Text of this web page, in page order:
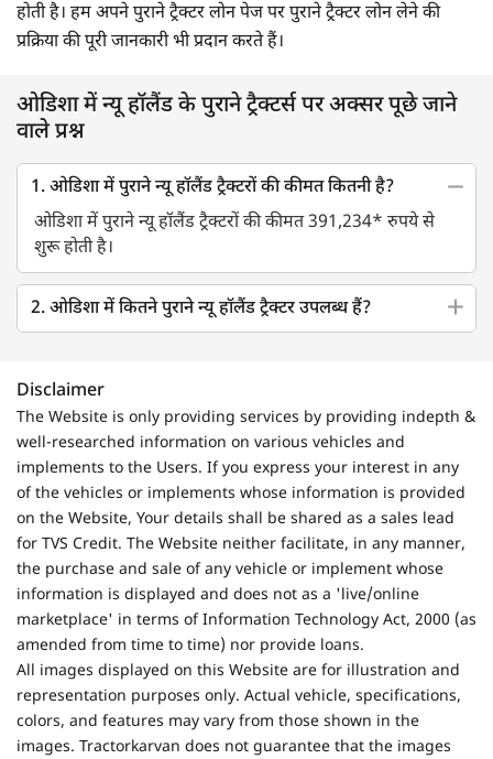
होती है। हम अपने पुराने ट्रैक्टर लोन पेज पर पुराने ट्रैक्टर लोन लेने की
प्रक्रिया की पूरी जानकारी भी प्रदान करते हैं।
ओडिशा में न्यू हॉलैंड के पुराने ट्रैक्टर्स पर अक्सर पूछे जाने
वाले प्रश्न
1. ओडिशा में पुराने न्यू हॉलैंड ट्रैक्टरों की कीमत कितनी है?
ओडिशा में पुराने न्यू हॉलैंड ट्रैक्टरों की कीमत 391,234* रुपये से
शुरू होती है।
2. ओडिशा में कितने पुराने न्यू हॉलैंड ट्रैक्टर उपलब्ध हैं?
Disclaimer
The Website is only providing services by providing indepth &
well-researched information on various vehicles and
implements to the Users. If you express your interest in any
of the vehicles or implements whose information is provided
on the Website, Your details shall be shared as a sales lead
for TVS Credit. The Website neither facilitate, in any manner,
the purchase and sale of any vehicle or implement whose
information is displayed and does not as a 'live/online
marketplace' in terms of Information Technology Act, 2000 (as
amended from time to time) nor provide loans.
All images displayed on this Website are for illustration and
representation purposes only. Actual vehicle, specifications,
colors, and features may vary from those shown in the
images. Tractorkarvan does not guarantee that the images